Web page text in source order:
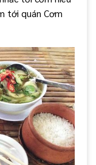
tới quán Cơm